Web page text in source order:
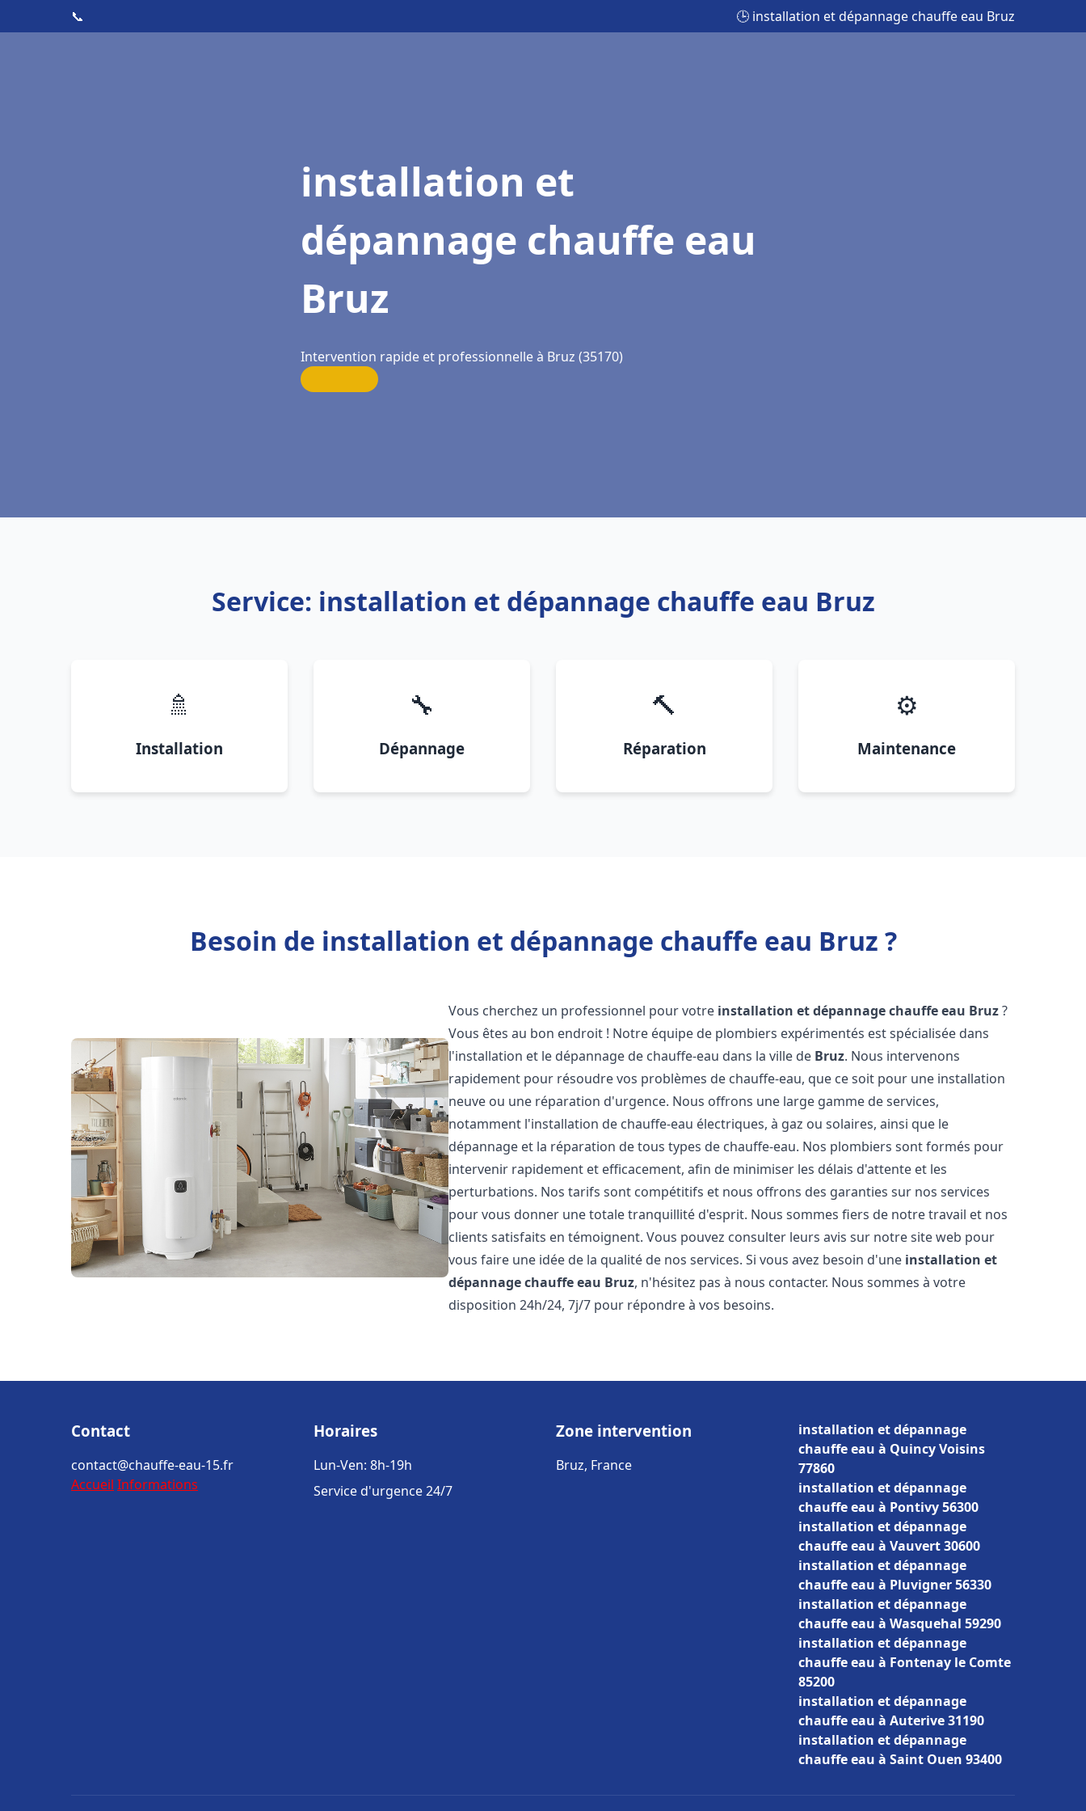
📞 🕒 installation et dépannage chauffe eau Bruz
installation et
dépannage chauffe eau
Bruz
Intervention rapide et professionnelle à Bruz (35170)
Service: installation et dépannage chauffe eau Bruz
🚿
Installation
🔧
Dépannage
🔨
Réparation
⚙️
Maintenance
Besoin de installation et dépannage chauffe eau Bruz ?
Vous cherchez un professionnel pour votre installation et dépannage chauffe eau Bruz?
Vous êtes au bon endroit ! Notre équipe de plombiers expérimentés est spécialisée dans
l'installation et le dépannage de chauffe-eau dans la ville de Bruz. Nous intervenons
rapidement pour résoudre vos problèmes de chauffe-eau, que ce soit pour une installation
neuve ou une réparation d'urgence. Nous offrons une large gamme de services,
notamment l'installation de chauffe-eau électriques, à gaz ou solaires, ainsi que le
dépannage et la réparation de tous types de chauffe-eau. Nos plombiers sont formés pour
intervenir rapidement et efficacement, afin de minimiser les délais d'attente et les
perturbations. Nos tarifs sont compétitifs et nous offrons des garanties sur nos services
pour vous donner une totale tranquillité d'esprit. Nous sommes fiers de notre travail et nos
clients satisfaits en témoignent. Vous pouvez consulter leurs avis sur notre site web pour
vous faire une idée de la qualité de nos services. Si vous avez besoin d'une installation et
dépannage chauffe eau Bruz, n'hésitez pas à nous contacter. Nous sommes à votre
disposition 24h/24, 7j/7 pour répondre à vos besoins.
Contact
contact@chauffe-eau-15.fr
Accueil Informations
Horaires
Lun-Ven: 8h-19h
Service d'urgence 24/7
Zone intervention
Bruz, France
installation et dépannage
chauffe eau à Quincy Voisins
77860
installation et dépannage
chauffe eau à Pontivy 56300
installation et dépannage
chauffe eau à Vauvert 30600
installation et dépannage
chauffe eau à Pluvigner 56330
installation et dépannage
chauffe eau à Wasquehal 59290
installation et dépannage
chauffe eau à Fontenay le Comte
85200
installation et dépannage
chauffe eau à Auterive 31190
installation et dépannage
chauffe eau à Saint Ouen 93400